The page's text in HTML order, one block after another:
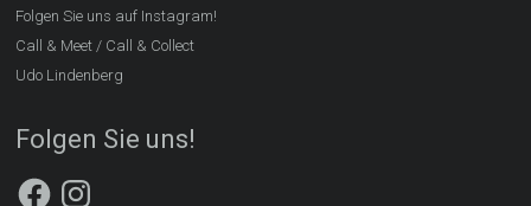
Folgen Sie uns auf Instagram!
Call & Meet / Call & Collect
Udo Lindenberg
Folgen Sie uns!
FacebookInstagram